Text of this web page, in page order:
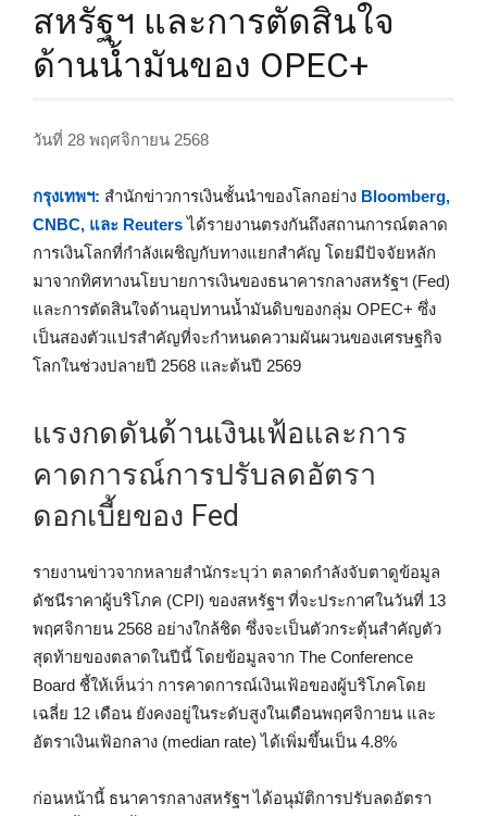
สหรัฐฯ และการตัดสินใจ
ด้านน้ำมันของ OPEC+
วันที่ 28 พฤศจิกายน 2568
กรุงเทพฯ: สำนักข่าวการเงินชั้นนำของโลกอย่าง Bloomberg,
CNBC, และ Reutersได้รายงานตรงกันถึงสถานการณ์ตลาด
การเงินโลกที่กำลังเผชิญกับทางแยกสำคัญ โดยมีปัจจัยหลัก
มาจากทิศทางนโยบายการเงินของธนาคารกลางสหรัฐฯ (Fed)
และการตัดสินใจด้านอุปทานน้ำมันดิบของกลุ่ม OPEC+ ซึ่ง
เป็นสองตัวแปรสำคัญที่จะกำหนดความผันผวนของเศรษฐกิจ
โลกในช่วงปลายปี 2568 และต้นปี 2569
แรงกดดันด้านเงินเฟ้อและการ
คาดการณ์การปรับลดอัตรา
ดอกเบี้ยของ Fed
รายงานข่าวจากหลายสำนักระบุว่า ตลาดกำลังจับตาดูข้อมูล
ดัชนีราคาผู้บริโภค (CPI) ของสหรัฐฯ ที่จะประกาศในวันที่ 13
พฤศจิกายน 2568 อย่างใกล้ชิด ซึ่งจะเป็นตัวกระตุ้นสำคัญตัว
สุดท้ายของตลาดในปีนี้ โดยข้อมูลจาก The Conference
Board ชี้ให้เห็นว่า การคาดการณ์เงินเฟ้อของผู้บริโภคโดย
เฉลี่ย 12 เดือน ยังคงอยู่ในระดับสูงในเดือนพฤศจิกายน และ
อัตราเงินเฟ้อกลาง (median rate) ได้เพิ่มขึ้นเป็น 4.8%
ก่อนหน้านี้ ธนาคารกลางสหรัฐฯ ได้อนุมัติการปรับลดอัตรา